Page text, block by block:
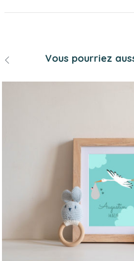
Vous pourriez